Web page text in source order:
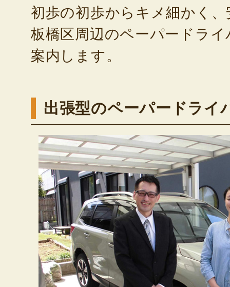
初歩の初歩からキメ細かく
板橋区周辺のペーパードラ
案内します。
出張型のペーパードライ